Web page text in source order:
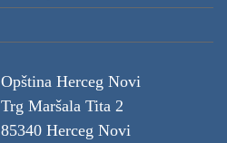
Opština Herceg Novi
Trg Maršala Tita 2
85340 Herceg Novi